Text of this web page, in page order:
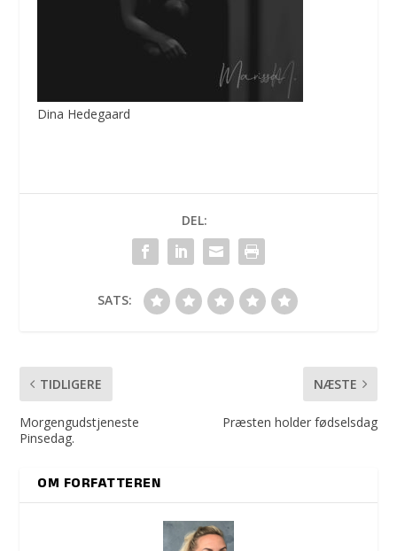
Dina Hedegaard
DEL:
SATS:
TIDLIGERE
Morgengudstjeneste
Pinsedag.
NÆSTE
Præsten holder fødselsdag
OM FORFATTEREN